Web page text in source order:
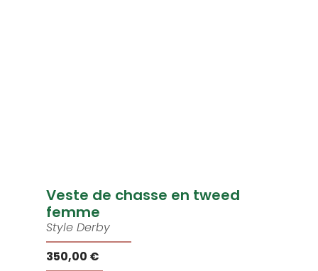
Veste de chasse en tweed
femme
Style Derby
350,00 €